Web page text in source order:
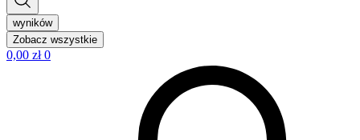
wyników
Zobacz wszystkie
0,00 zł 0